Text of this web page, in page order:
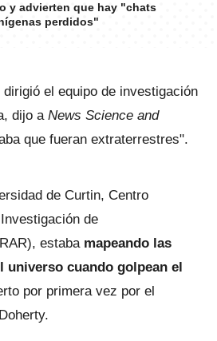
y advierten que hay "chats
perdidos"
el equipo de investigación
dijo a News Science and
que fueran extraterrestres".
de Curtin, Centro
de
estabamapeando las
universo cuando golpean el
por primera vez por el